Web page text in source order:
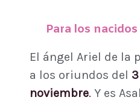
Para los
El ángel Ariel de la
a los oriundos del
noviembre. Y es